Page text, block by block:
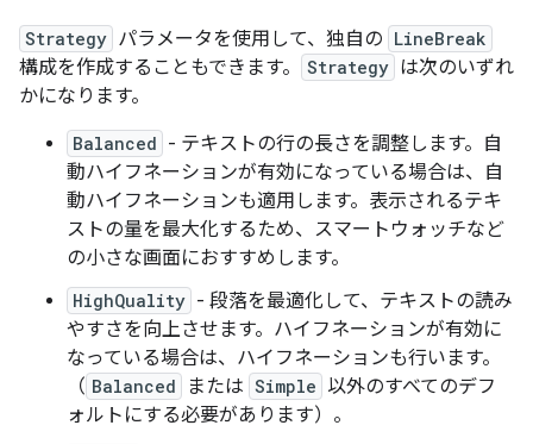
Strategy パラメータを使用して、独自の LineBreak
構成を作成することもできます。 Strategy は次のいずれ
かになります。
Balanced - テキストの行の長さを調整します。自
動ハイフネーションが有効になっている場合は、自
動ハイフネーションも適用します。表示されるテキ
ストの量を最大化するため、スマートウォッチなど
の小さな画面におすすめします。
HighQuality - 段落を最適化して、テキストの読み
やすさを向上させます。ハイフネーションが有効に
なっている場合は、ハイフネーションも行います。
（ Balanced または Simple 以外のすべてのデフ
ォルトにする必要があります）。